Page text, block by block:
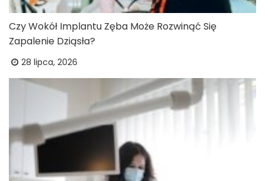
Czy Wokół Implantu Zęba Może Rozwinąć Się
Zapalenie Dziąsła?
28 lipca, 2026